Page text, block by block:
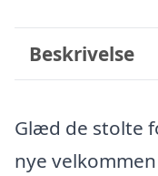
Beskrivelse
Glæd de stolte
nye